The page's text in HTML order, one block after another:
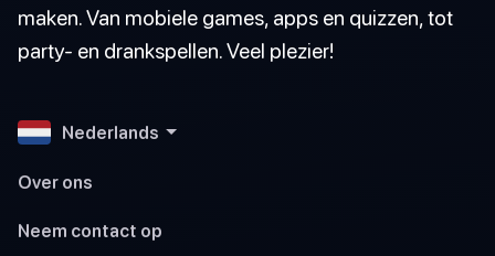
maken. Van mobiele games, apps en quizzen, tot
party- en drankspellen. Veel plezier!
Nederlands
Over ons
Neem contact op